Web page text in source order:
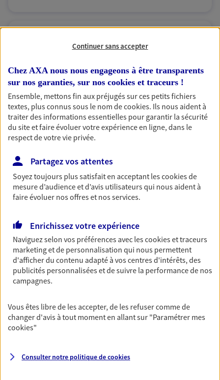
Lola Sery
76210 Bernieres
07 60 73 42 39
NOUS CONTACTER
Agent Général d'assurance exclusif AXA
France
17 19 Rue Jean Maillard, 76570 Pavilly
Horaires : Fermé
Ouvre demain à 09:00
02 35 91 24 47
Continuer sans accepter
Chez AXA nous nous engageons à être transparents
sur nos garanties, sur nos cookies et traceurs !
Ensemble, mettons fin aux préjugés sur ces petits fichiers
textes, plus connus sous le nom decookies. Ils nous aident à
traiter des informations essentielles pour garantir la sécurité
du site et faire évoluer votre expérience en ligne, dans le
respect de votre vie privée.
Partagez vos attentes
Soyez toujours plus satisfait en acceptant lescookiesde
mesure d’audience et d’avis utilisateurs qui nous aident à
faire évoluer nos offres et nos services.
Enrichissez votre expérience
Naviguez selon vos préférences avec lescookies et traceurs
marketing et de personnalisation qui nous permettent
d'afficher du contenu adapté à vos centres d'intérêts, des
publicités personnalisées et de suivre la performance de nos
campagnes.
Vous êtes libre de les accepter, de les refuser comme de
changer d'avis à tout moment en allant sur "Paramétrer mes
cookies"
Consulter notre politique decookies